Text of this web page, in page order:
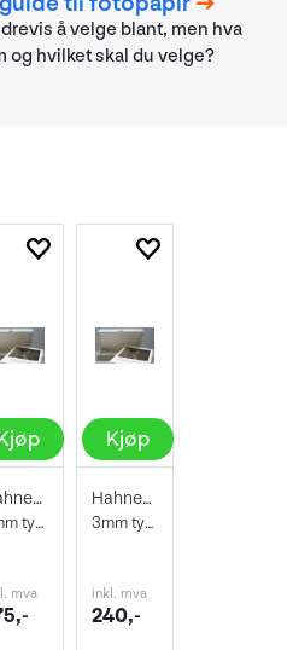
å velge blant, men hva
og hvilket skal du velge?
Hahnemühle Archive & Portfoliobox A2
3mm tykkelse 605x435x35 mm
mva
Kjøp
Hahnemühle Archive & Portfoliobox A3+
3mm tykkelse 32,9 x 48,3 cm
inkl. mva
240,-